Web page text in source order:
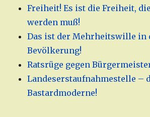
Freiheit! Es ist die Freiheit,
werden muß!
Das ist der Mehrheitswille in
Bevölkerung!
Ratsrüge gegen
Landeserstaufnahmestelle –
Bastardmoderne!